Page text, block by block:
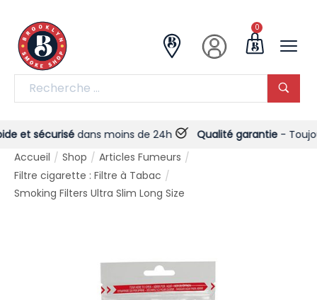
0
sécurisédans moins de 24h Qualité garantie- Toujours
Accueil / Shop / Articles Fumeurs /
Filtre cigarette : Filtre à Tabac /
Smoking Filters Ultra Slim Long Size